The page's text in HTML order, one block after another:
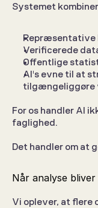
Systemet
Repræsentative
Verificerede
Offentlige
AI's evne til at
tilgængeliggøre
For os handler AI
faglighed.
Det handler om at
Når analyse
Vi oplever, at flere